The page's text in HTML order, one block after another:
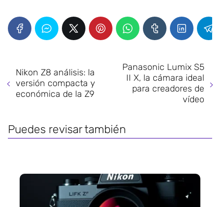
Nikon Z8 análisis: la
versión compacta y
económica de la Z9
Panasonic Lumix S5
II X, la cámara ideal
para creadores de
vídeo
Puedes revisar también